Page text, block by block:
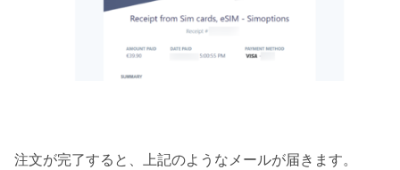
注文が完了すると、上記のようなメールが届きます。